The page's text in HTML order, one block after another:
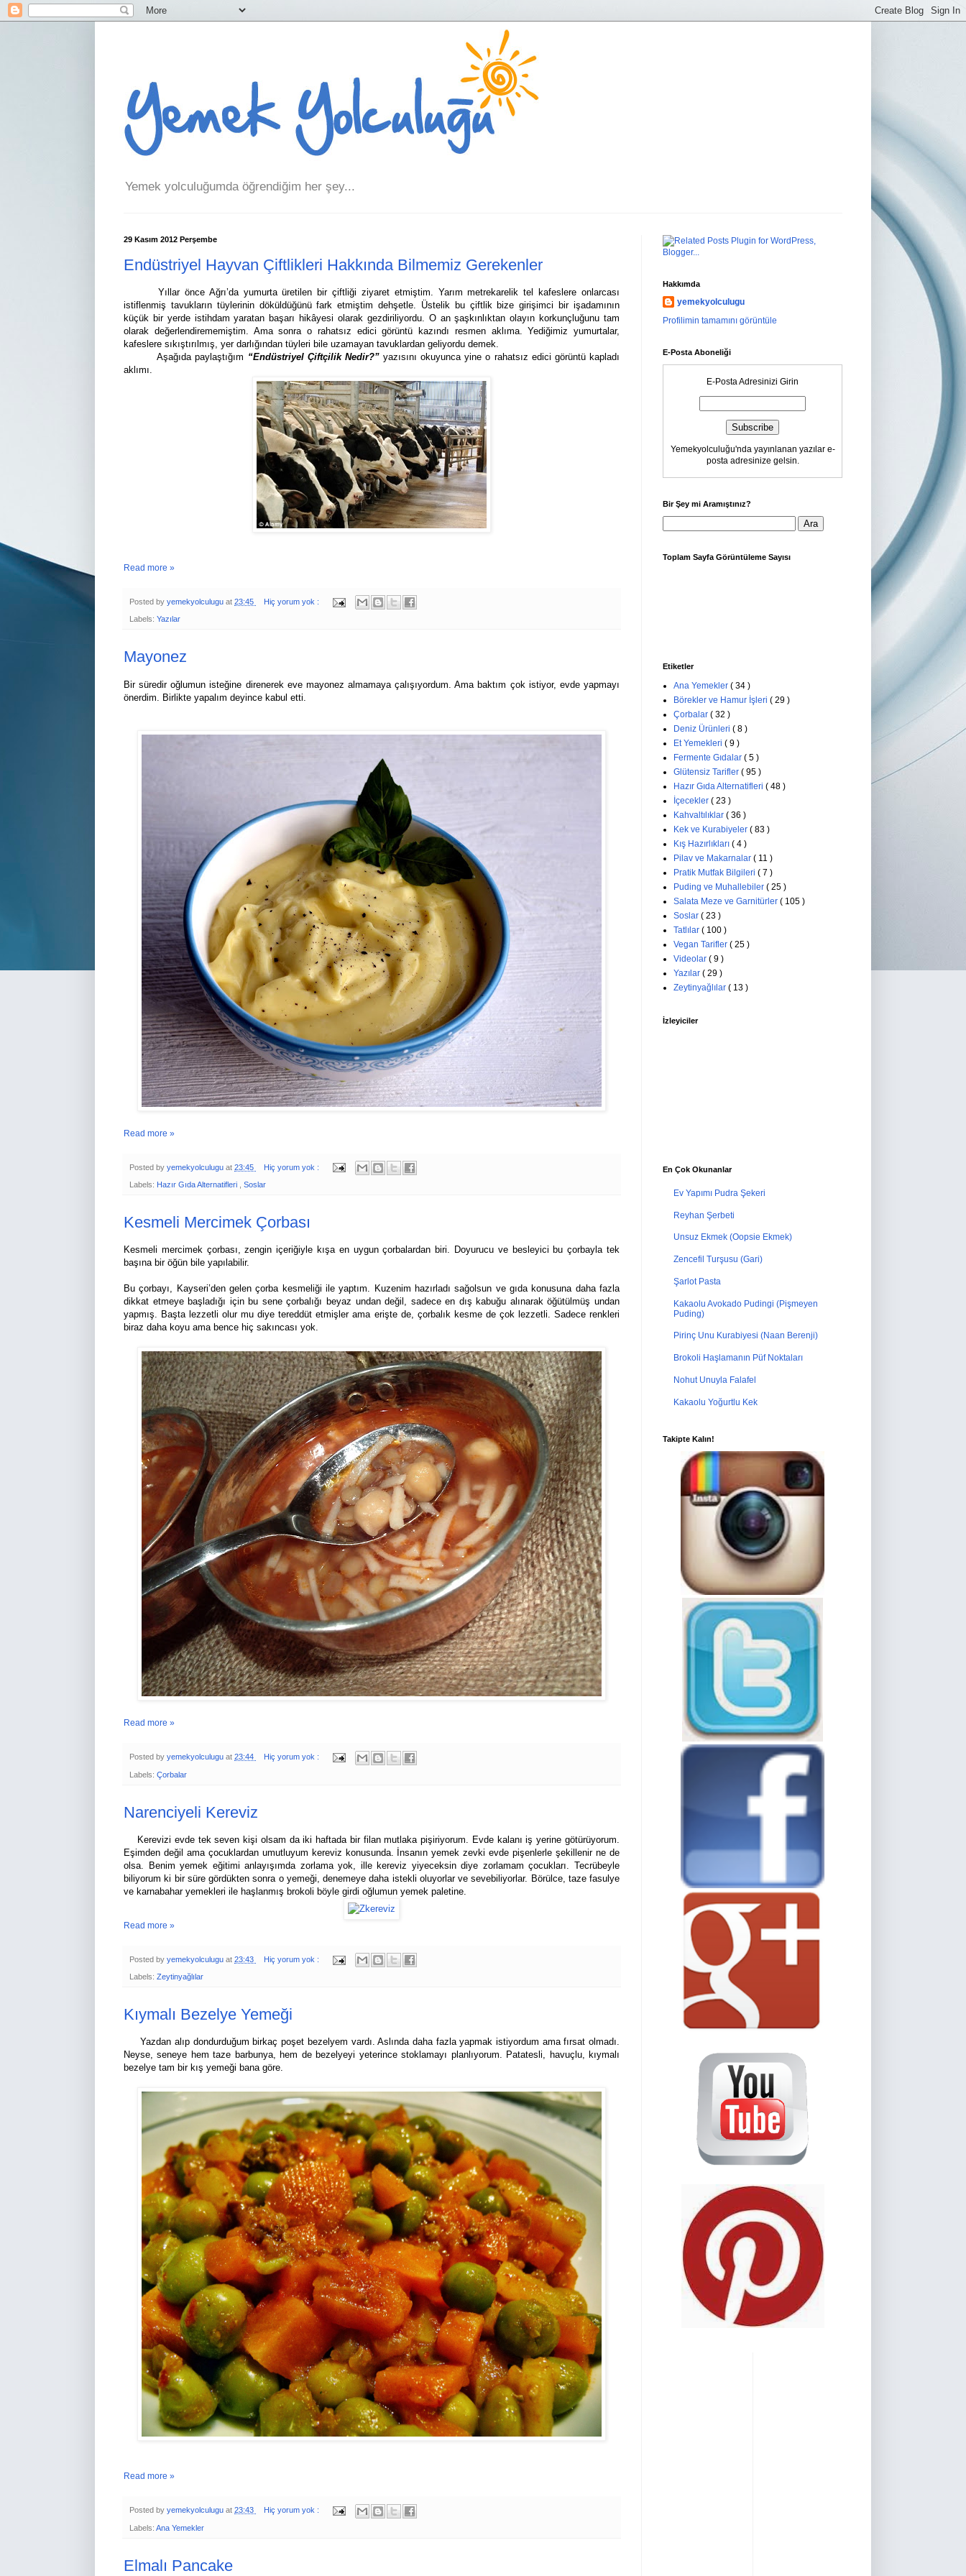
Yemek yolculuğumda öğrendiğim her şey...
29 Kasım 2012 Perşembe
Endüstriyel Hayvan Çiftlikleri Hakkında Bilmemiz Gerekenler
Yıllar önce Ağrı’da yumurta üretilen bir çiftliği ziyaret etmiştim. Yarım metrekarelik tel kafeslere onlarcası
istiflenmiş tavukların tüylerinin döküldüğünü fark etmiştim dehşetle. Üstelik bu çiftlik bize girişimci bir işadamının
küçük bir yerde istihdam yaratan başarı hikâyesi olarak gezdiriliyordu. O an şaşkınlıktan olayın korkunçluğunu tam
olarak değerlendirememiştim. Ama sonra o rahatsız edici görüntü kazındı resmen aklıma. Yediğimiz yumurtalar,
kafeslere sıkıştırılmış, yer darlığından tüyleri bile uzamayan tavuklardan geliyordu demek.
Aşağıda paylaştığım “Endüstriyel Çiftçilik Nedir?”yazısını okuyunca yine o rahatsız edici görüntü kapladı
aklımı.
Read more »
Posted by yemekyolculugu at 23:45 Hiç yorum yok :
Labels: Yazılar
Mayonez
Bir süredir oğlumun isteğine direnerek eve mayonez almamaya çalışıyordum. Ama baktım çok istiyor, evde yapmayı
önerdim. Birlikte yapalım deyince kabul etti.
Read more »
Posted by yemekyolculugu at 23:45 Hiç yorum yok :
Labels: Hazır Gıda Alternatifleri Soslar
Kesmeli Mercimek Çorbası
Kesmeli mercimek çorbası, zengin içeriğiyle kışa en uygun çorbalardan biri. Doyurucu ve besleyici bu çorbayla tek
başına bir öğün bile yapılabilir.
Bu çorbayı, Kayseri’den gelen çorba kesmeliği ile yaptım. Kuzenim hazırladı sağolsun ve gıda konusuna daha fazla
dikkat etmeye başladığı için bu sene çorbalığı beyaz undan değil, sadece en dış kabuğu alınarak öğütülmüş undan
yapmış. Başta lezzetli olur mu diye tereddüt etmişler ama erişte de, çorbalık kesme de çok lezzetli. Sadece renkleri
biraz daha koyu ama bence hiç sakıncası yok.
Read more »
Posted by yemekyolculugu at 23:44 Hiç yorum yok :
Labels: Çorbalar
Narenciyeli Kereviz
Kerevizi evde tek seven kişi olsam da iki haftada bir filan mutlaka pişiriyorum. Evde kalanı iş yerine götürüyorum.
Eşimden değil ama çocuklardan umutluyum kereviz konusunda. İnsanın yemek zevki evde pişenlerle şekillenir ne de
olsa. Benim yemek eğitimi anlayışımda zorlama yok, ille kereviz yiyeceksin diye zorlamam çocukları. Tecrübeyle
biliyorum ki bir süre gördükten sonra o yemeği, denemeye daha istekli oluyorlar ve sevebiliyorlar. Börülce, taze fasulye
ve karnabahar yemekleri ile haşlanmış brokoli böyle girdi oğlumun yemek paletine.
Read more »
Posted by yemekyolculugu at 23:43 Hiç yorum yok :
Labels: Zeytinyağlılar
Kıymalı Bezelye Yemeği
Yazdan alıp dondurduğum birkaç poşet bezelyem vardı. Aslında daha fazla yapmak istiyordum ama fırsat olmadı.
Neyse, seneye hem taze barbunya, hem de bezelyeyi yeterince stoklamayı planlıyorum. Patatesli, havuçlu, kıymalı
bezelye tam bir kış yemeği bana göre.
Read more »
Posted by yemekyolculugu at 23:43 Hiç yorum yok :
Labels: Ana Yemekler
Elmalı Pancake
Hakkımda
yemekyolculugu
Profilimin tamamını görüntüle
E-Posta Aboneliği
E-Posta Adresinizi Girin
Yemekyolculuğu'nda yayınlanan yazılar e-
posta adresinize gelsin.
Bir Şey mi Aramıştınız?
Toplam Sayfa Görüntüleme Sayısı
Etiketler
Ana Yemekler ( 34 )
Börekler ve Hamur İşleri ( 29 )
Çorbalar ( 32 )
Deniz Ürünleri ( 8 )
Et Yemekleri ( 9 )
Fermente Gıdalar ( 5 )
Glütensiz Tarifler ( 95 )
Hazır Gıda Alternatifleri ( 48 )
İçecekler ( 23 )
Kahvaltılıklar ( 36 )
Kek ve Kurabiyeler ( 83 )
Kış Hazırlıkları ( 4 )
Pilav ve Makarnalar ( 11 )
Pratik Mutfak Bilgileri ( 7 )
Puding ve Muhallebiler ( 25 )
Salata Meze ve Garnitürler ( 105 )
Soslar ( 23 )
Tatlılar ( 100 )
Vegan Tarifler ( 25 )
Videolar ( 9 )
Yazılar ( 29 )
Zeytinyağlılar ( 13 )
İzleyiciler
En Çok Okunanlar
Ev Yapımı Pudra Şekeri
Reyhan Şerbeti
Unsuz Ekmek (Oopsie Ekmek)
Zencefil Turşusu (Gari)
Şarlot Pasta
Kakaolu Avokado Pudingi (Pişmeyen
Puding)
Pirinç Unu Kurabiyesi (Naan Berenji)
Brokoli Haşlamanın Püf Noktaları
Nohut Unuyla Falafel
Kakaolu Yoğurtlu Kek
Takipte Kalın!